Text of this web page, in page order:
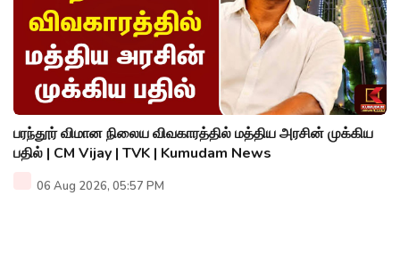
பரந்தூர் விமான நிலைய விவகாரத்தில் மத்திய அரசின் முக்கிய
பதில் | CM Vijay | TVK | Kumudam News
06 Aug 2026, 05:57 PM